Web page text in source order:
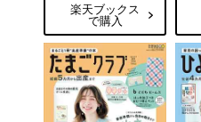
楽天ブックス
で購入